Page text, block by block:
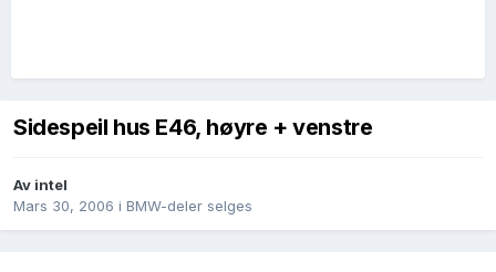
Sidespeil hus E46, høyre + venstre
Av intel
Mars 30, 2006 i BMW-deler selges